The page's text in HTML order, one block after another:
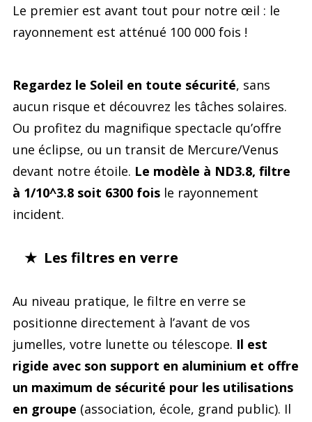
Le premier est avant tout pour notre œil : le
rayonnement est atténué 100 000 fois !
Regardez le Soleil en toute sécurité, sans
aucun risque et découvrez les tâches solaires.
Ou profitez du magnifique spectacle qu’offre
une éclipse, ou un transit de Mercure/Venus
devant notre étoile. Le modèle à ND3.8, filtre
à 1/10^3.8 soit 6300 foisle rayonnement
incident.
★ Les filtres en verre
Au niveau pratique, le filtre en verre se
positionne directement à l’avant de vos
jumelles, votre lunette ou télescope. Il est
rigide avec son support en aluminium et offre
un maximum de sécurité pour les utilisations
en groupe (association, école, grand public). Il